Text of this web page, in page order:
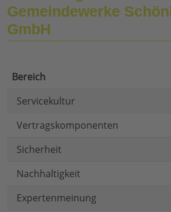
Gemeindewerke
GmbH
Bereich
Servicekultur
Vertragskomponenten
Sicherheit
Nachhaltigkeit
Expertenmeinung